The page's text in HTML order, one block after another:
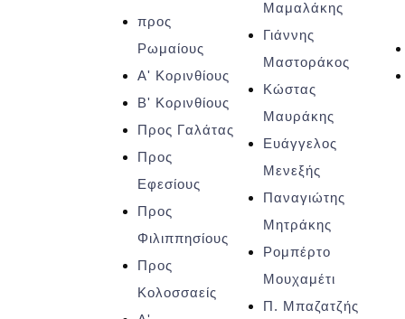
προς
Ρωμαίους
Α' Κορινθίους
Β' Κορινθίους
Προς Γαλάτας
Προς
Εφεσίους
Προς
Φιλιππησίους
Προς
Κολοσσαείς
Μαμαλάκης
Γιάννης
Μαστοράκος
Κώστας
Μαυράκης
Ευάγγελος
Μενεξής
Παναγιώτης
Μητράκης
Ρομπέρτο
Μουχαμέτι
Π. Μπαζατζής